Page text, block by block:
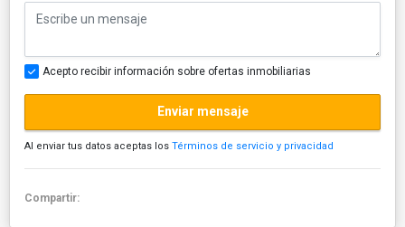
Acepto recibir información sobre ofertas inmobiliarias
Enviar mensaje
Al enviar tus datos aceptas los Términos de servicio y privacidad
Compartir: